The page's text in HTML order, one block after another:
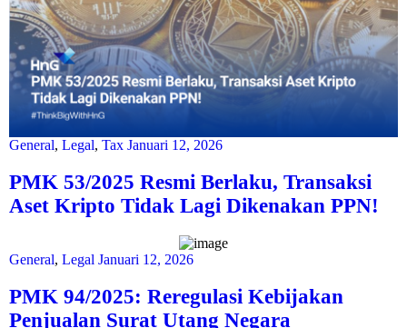
General, Legal, Tax Januari 12, 2026
PMK 53/2025 Resmi Berlaku, Transaksi
Aset Kripto Tidak Lagi Dikenakan PPN!
General, Legal Januari 12, 2026
PMK 94/2025: Reregulasi Kebijakan
Penjualan Surat Utang Negara